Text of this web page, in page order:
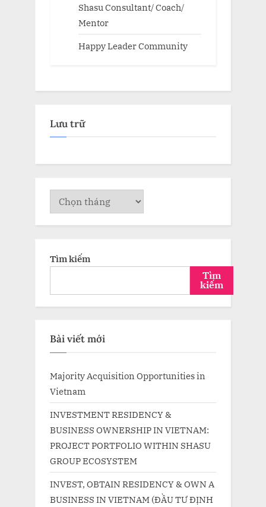
Shasu Consultant/ Coach/
Mentor
Happy Leader Community
Lưu trữ
Lưu
trữ
Tìm kiếm
Tìm
kiếm
Bài viết mới
Majority Acquisition Opportunities in
Vietnam
INVESTMENT RESIDENCY &
BUSINESS OWNERSHIP IN VIETNAM:
PROJECT PORTFOLIO WITHIN SHASU
GROUP ECOSYSTEM
INVEST, OBTAIN RESIDENCY & OWN A
BUSINESS IN VIETNAM (ĐẦU TƯ ĐỊNH